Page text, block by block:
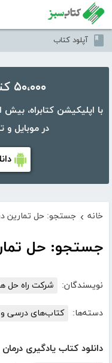
آپلود کتاب
۵۰،۰۰۰ کتاب در موبایل شما
در موبایل
خانه › جستجو: حل تمارین
جستجو: حل
نویسندگان: شرکت راه حل
دسته‌ها: کتاب‌های درسی
دانلود کتاب یادگیری